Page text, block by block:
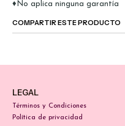
♦️No aplica ninguna garantía
COMPARTIR ESTE PRODUCTO
LEGAL
Términos y Condiciones
Política de privacidad